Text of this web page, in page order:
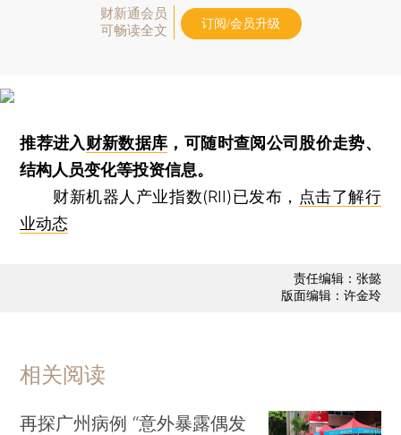
财新通会员
可畅读全文
订阅/会员升级
推荐进入财新数据库 ，可随时查阅公司股价走势、
结构人员变化等投资信息。
财新机器人产业指数(RII)已发布， 点击了解行
业动态
责任编辑：张懿
版面编辑：许金玲
相关阅读
再探广州病例 “意外暴露偶发